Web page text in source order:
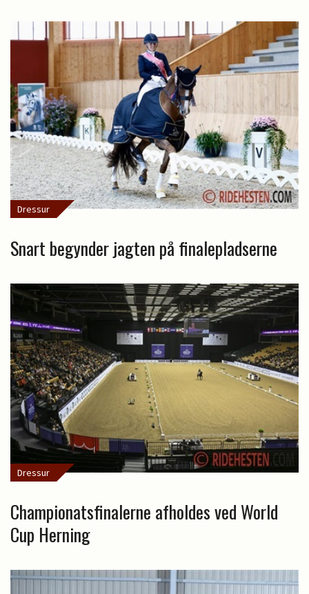
Dressur
Snart begynder jagten på finalepladserne
Dressur
Championatsfinalerne afholdes ved World
Cup Herning